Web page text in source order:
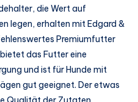
die Wert auf
legen, erhalten mit Edgard &
Premiumfutter
das Futter eine
und ist für Hunde mit
gut geeignet. Der etwas